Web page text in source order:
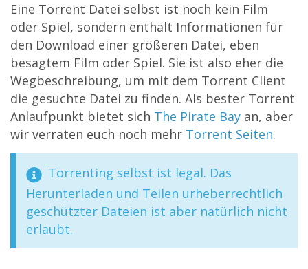
Eine Torrent Datei selbst ist noch kein Film
oder Spiel, sondern enthält Informationen für
den Download einer größeren Datei, eben
besagtem Film oder Spiel. Sie ist also eher die
Wegbeschreibung, um mit dem Torrent Client
die gesuchte Datei zu finden. Als bester Torrent
Anlaufpunkt bietet sich The Pirate Bay an, aber
wir verraten euch noch mehr Torrent Seiten.
Torrenting selbst ist legal. Das
Herunterladen und Teilen urheberrechtlich
geschützter Dateien ist aber natürlich nicht
erlaubt.